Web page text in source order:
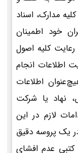
مدارک، اسناد
خود اطمینان
کلیه اصول
اطلاعات انجام
اطلاعات
نهاد یا شرکت
لازم در این
یک پروسه دقیق
کتبی عدم افشای